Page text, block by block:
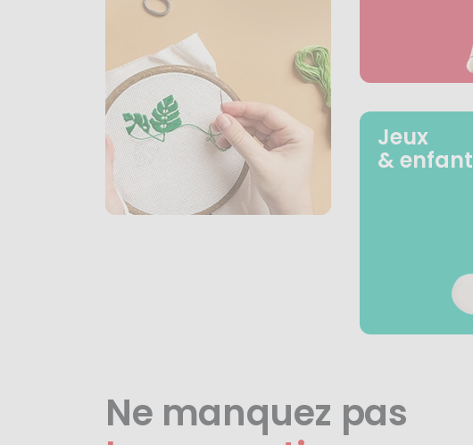
Jeux
& enfant
Ne manquez pas